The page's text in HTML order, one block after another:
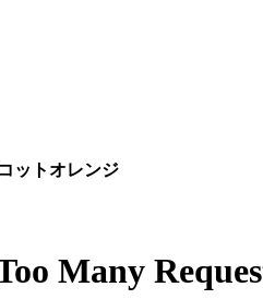
ットオレンジ